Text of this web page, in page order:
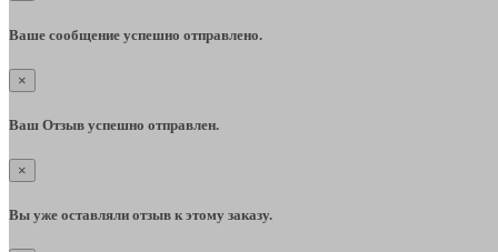
Ваше сообщение успешно отправлено.
×
Ваш Отзыв успешно отправлен.
×
Вы уже оставляли отзыв к этому заказу.